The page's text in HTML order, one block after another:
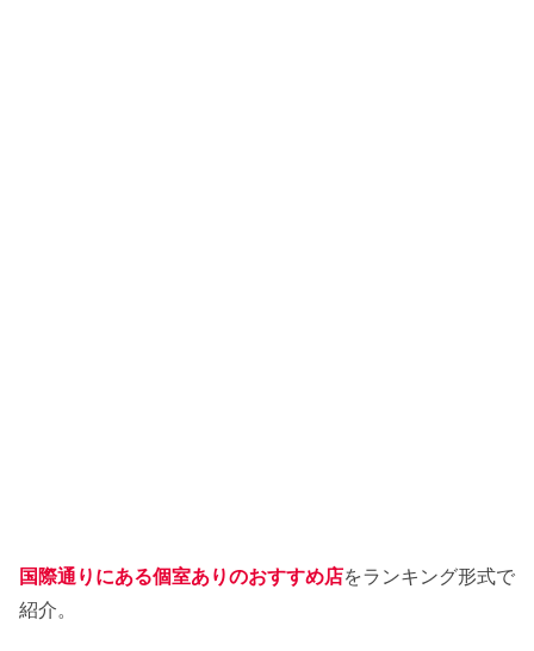
国際通りにある個室ありのおすすめ店をランキング形式で
紹介。